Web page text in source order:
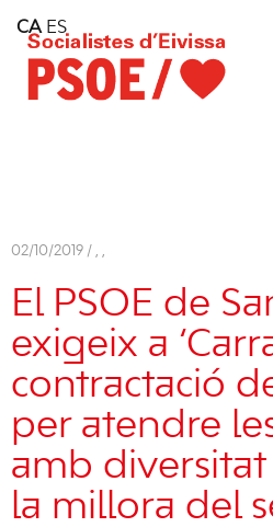
Consell Insular d'Eivissa
Services
Contact
02/10/2019 / , ,
El PSOE de
exigeix a
contractació
per atendre
amb
la millora del
CA ES